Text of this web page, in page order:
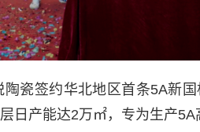
陶瓷签约华北地区首条5A新
日产能达2万㎡，专为生产5A